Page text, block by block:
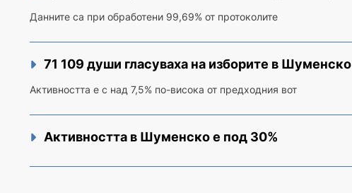
Данните са при обработени 99,69% от протоколите
71 109 души гласуваха на изборите в Шуменско
Активността е с над 7,5% по-висока от предходния вот
Активността в Шуменско е под 30%